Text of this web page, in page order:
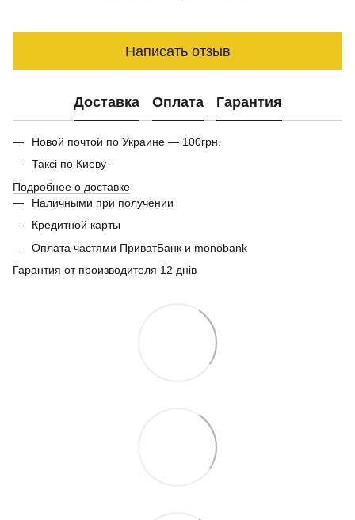
Написать отзыв
Доставка Оплата Гарантия
Новой почтой по Украине — 100грн.
Таксі по Киеву —
Подробнее о доставке
Наличными при получении
Кредитной карты
Оплата частями ПриватБанк и monobank
Гарантия от производителя 12 днів